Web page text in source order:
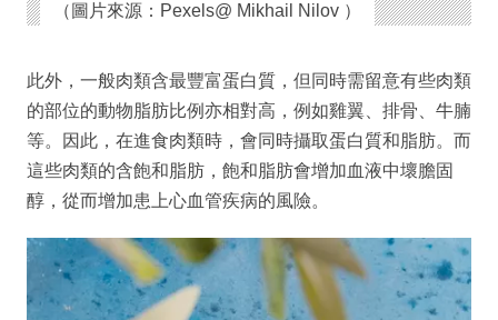
（圖片來源：Pexels@ Mikhail Nilov ）
此外，一般肉類含最豐富蛋白質，但同時需留意有些肉類
的部位的動物脂肪比例亦相對高，例如雞翼、排骨、牛腩
等。因此，在進食肉類時，會同時攝取蛋白質和脂肪。而
這些肉類的含飽和脂肪，飽和脂肪會增加血液中壞膽固
醇，從而增加患上心血管疾病的風險。